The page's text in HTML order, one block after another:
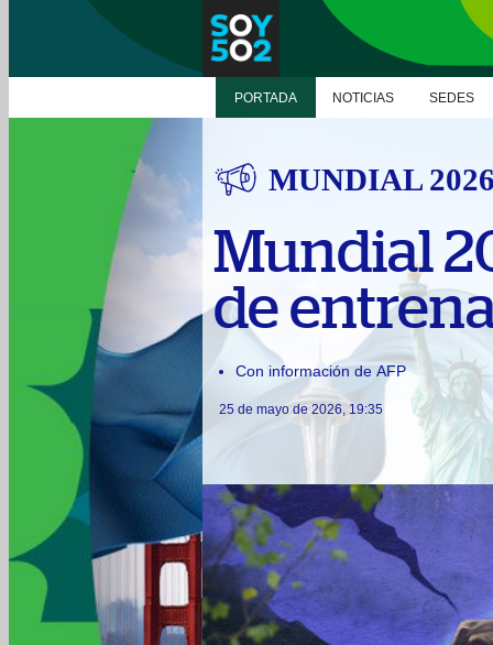
PORTADA NOTICIAS SEDES
MUNDIAL
Mundial
de
Con información de AFP
25 de mayo de 2026, 19:35